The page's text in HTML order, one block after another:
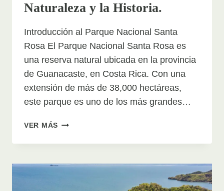
Naturaleza y la Historia.
Introducción al Parque Nacional Santa
Rosa El Parque Nacional Santa Rosa es
una reserva natural ubicada en la provincia
de Guanacaste, en Costa Rica. Con una
extensión de más de 38,000 hectáreas,
este parque es uno de los más grandes…
VER MÁS GUÍA
VIAJE
PARQUE